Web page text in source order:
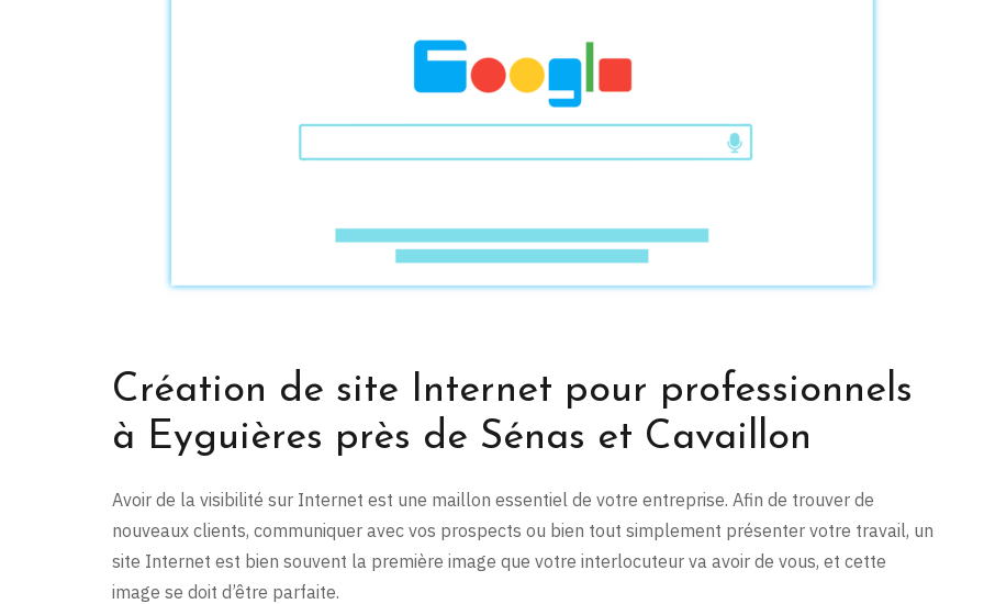
Création de site Internet pour professionnels
à Eyguières près de Sénas et Cavaillon
Avoir de la visibilité sur Internet est une maillon essentiel de votre entreprise. Afin de trouver de
nouveaux clients, communiquer avec vos prospects ou bien tout simplement présenter votre travail, un
site Internet est bien souvent la première image que votre interlocuteur va avoir de vous, et cette
image se doit d’être parfaite.